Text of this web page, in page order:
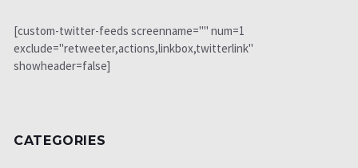
[custom-twitter-feeds screenname="" num=1
exclude="retweeter,actions,linkbox,twitterlink"
showheader=false]
CATEGORIES